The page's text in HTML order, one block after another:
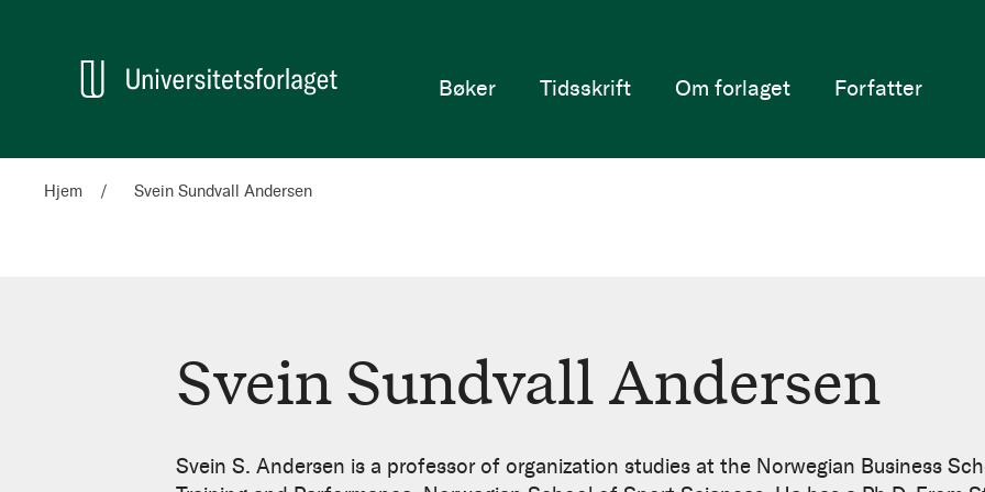
Hjem
Bøker Tidsskrift Om forlaget Forfatter
Hjem Svein Sundvall Andersen
Svein
Sundvall
Svein Sundvall Andersen
Svein S. Andersen is a professor of organization studies at the Norwegian Business